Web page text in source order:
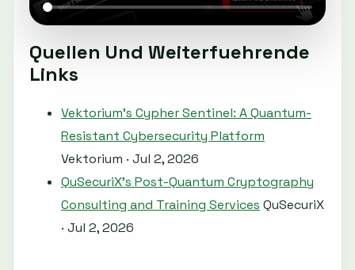
Quellen Und Weiterfuehrende
Links
Vektorium's Cypher Sentinel: A Quantum-
Resistant Cybersecurity Platform
Vektorium · Jul 2, 2026
QuSecuriX's Post-Quantum Cryptography
Consulting and Training Services QuSecuriX
· Jul 2, 2026